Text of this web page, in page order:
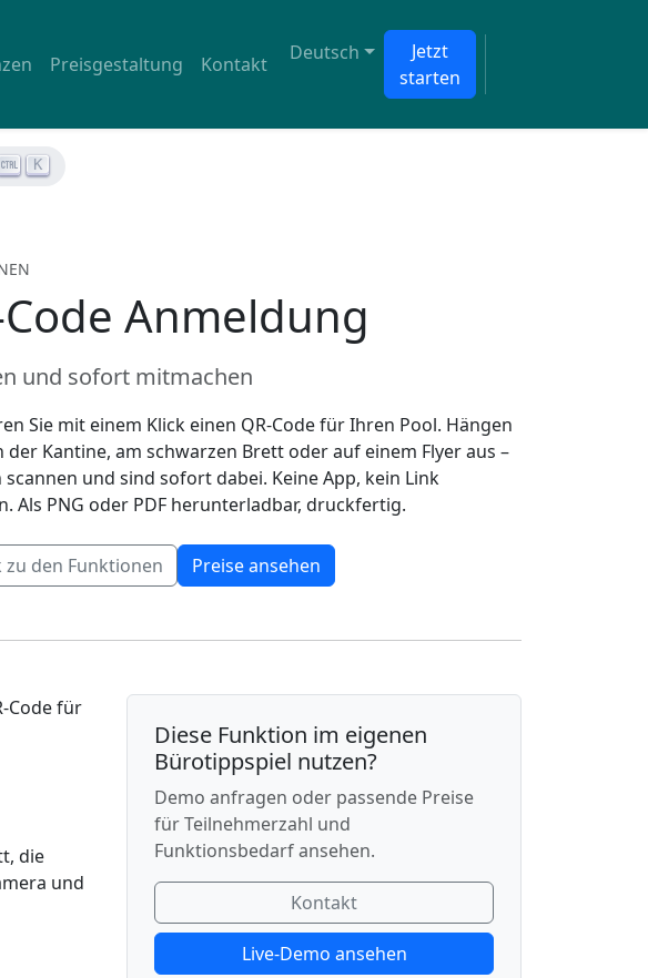
Preisgestaltung Kontakt Deutsch
Jetzt
starten
K
Code Anmeldung
und sofort mitmachen
Sie mit einem Klick einen QR-Code für Ihren Pool. Hängen
der Kantine, am schwarzen Brett oder auf einem Flyer aus –
scannen und sind sofort dabei. Keine App, kein Link
Als PNG oder PDF herunterladbar, druckfertig.
zu den Funktionen Preise ansehen
Code für
die
und
Diese Funktion im eigenen
Bürotippspiel nutzen?
Demo anfragen oder passende Preise
für Teilnehmerzahl und
Funktionsbedarf ansehen.
Kontakt
Live-Demo ansehen